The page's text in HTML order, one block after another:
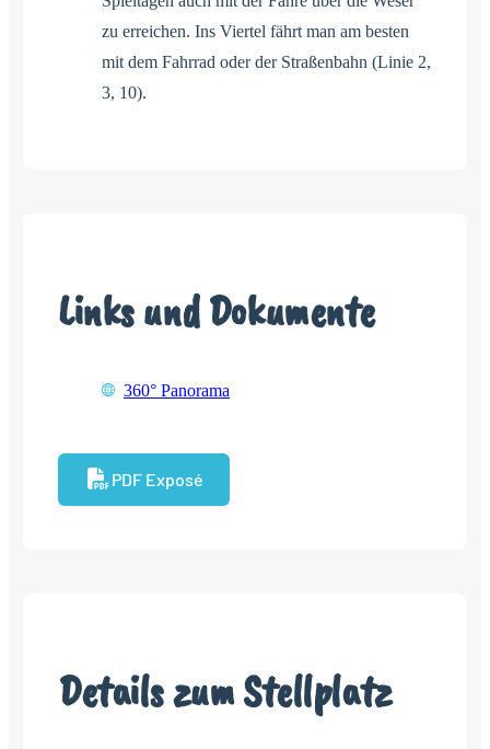
zu erreichen. Ins Viertel fährt man am besten
mit dem Fahrrad oder der Straßenbahn (Linie 2,
3, 10).
Links und Dokumente
360° Panorama
PDF Exposé
Details zum Stellplatz